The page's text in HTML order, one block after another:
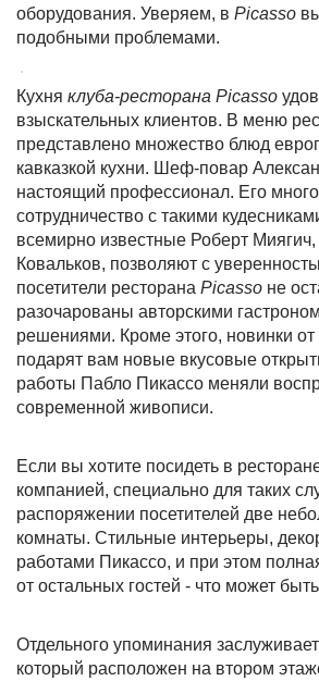
оборудования. Уверяем, в Picasso
подобными проблемами.
Кухня клуба-ресторана Picasso
взыскательных клиентов. В меню
представлено множество блюд
кавказкой кухни. Шеф-повар
настоящий профессионал. Его
сотрудничество с такими
всемирно известные Роберт
Ковальков, позволяют с
посетители ресторана Picasso не
разочарованы авторскими
решениями. Кроме этого, новинки
подарят вам новые вкусовые
работы Пабло Пикассо меняли
современной живописи.
Если вы хотите посидеть в
компанией, специально для таких
распоряжении посетителей две
комнаты. Стильные интерьеры,
работами Пикассо, и при этом
от остальных гостей - что может
Отдельного упоминания
который расположен на втором